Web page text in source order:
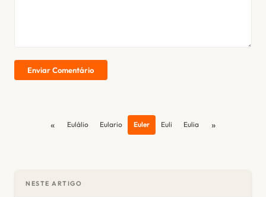
Enviar Comentário
« Eulálio Eulario Euler Euli Eulia »
NESTE ARTIGO